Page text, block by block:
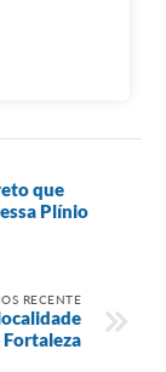
que
Plínio
RECENTE
Fortaleza